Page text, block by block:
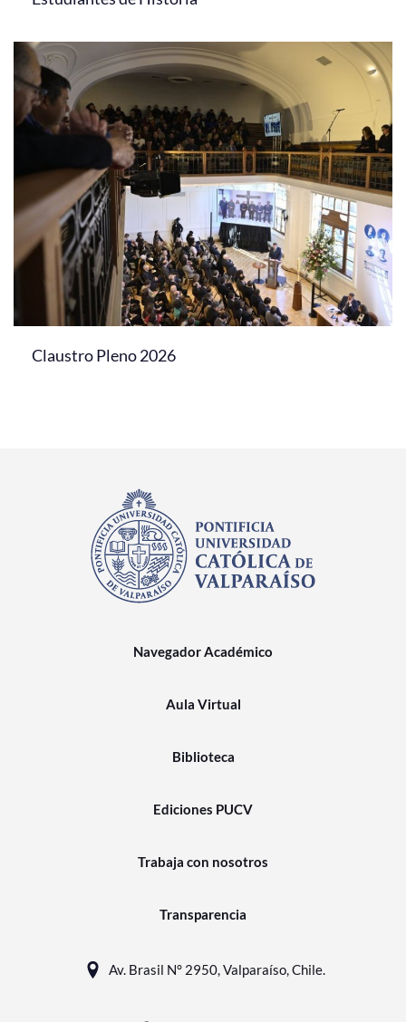
Claustro Pleno 2026
Navegador Académico
Aula Virtual
Biblioteca
Ediciones PUCV
Trabaja con nosotros
Transparencia
Av. Brasil N° 2950, Valparaíso, Chile.